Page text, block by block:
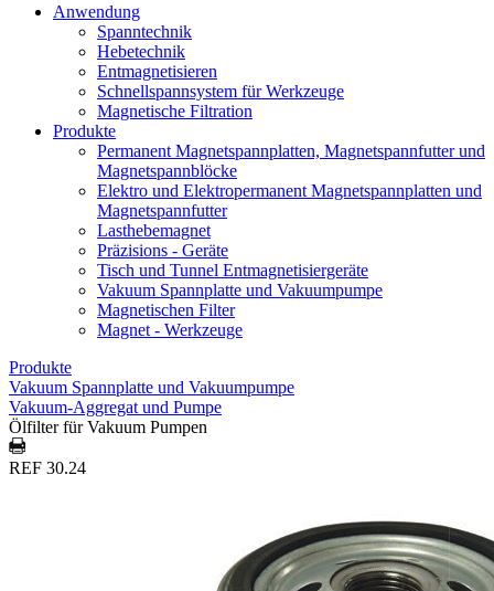
Anwendung
Spanntechnik
Hebetechnik
Entmagnetisieren
Schnellspannsystem für Werkzeuge
Magnetische Filtration
Produkte
Permanent Magnetspannplatten, Magnetspannfutter und
Magnetspannblöcke
Elektro und Elektropermanent Magnetspannplatten und
Magnetspannfutter
Lasthebemagnet
Präzisions - Geräte
Tisch und Tunnel Entmagnetisiergeräte
Vakuum Spannplatte und Vakuumpumpe
Magnetischen Filter
Magnet - Werkzeuge
Produkte
Vakuum Spannplatte und Vakuumpumpe
Vakuum-Aggregat und Pumpe
Ölfilter für Vakuum Pumpen
REF 30.24